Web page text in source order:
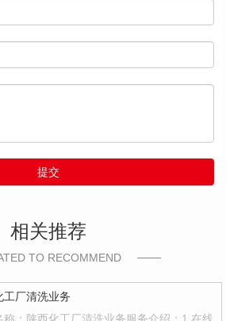
提交
相关推荐
TO RECOMMEND
工厂清洗业务